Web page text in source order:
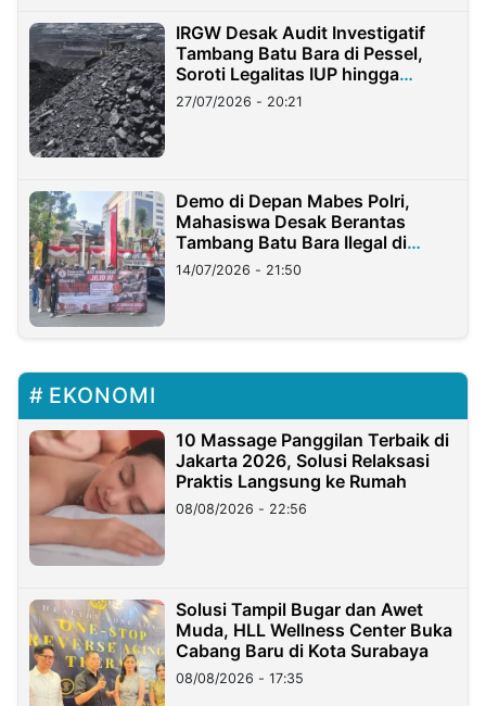
IRGW Desak Audit Investigatif
Tambang Batu Bara di Pessel,
Soroti Legalitas IUP hingga
Stockpile
27/07/2026 - 20:21
Demo di Depan Mabes Polri,
Mahasiswa Desak Berantas
Tambang Batu Bara Ilegal di
Lampung
14/07/2026 - 21:50
EKONOMI
10 Massage Panggilan Terbaik di
Jakarta 2026, Solusi Relaksasi
Praktis Langsung ke Rumah
08/08/2026 - 22:56
Solusi Tampil Bugar dan Awet
Muda, HLL Wellness Center Buka
Cabang Baru di Kota Surabaya
08/08/2026 - 17:35